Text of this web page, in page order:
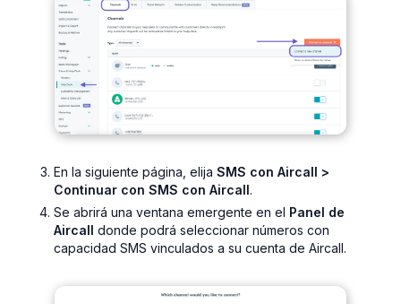
En la siguiente página, elija SMS con Aircall >
Continuar con SMS con Aircall.
Se abrirá una ventana emergente en el Panel de
Aircall donde podrá seleccionar números con
capacidad SMS vinculados a su cuenta de Aircall.